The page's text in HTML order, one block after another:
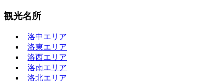
観光名所
洛中エリア
洛東エリア
洛西エリア
洛南エリア
洛北エリア